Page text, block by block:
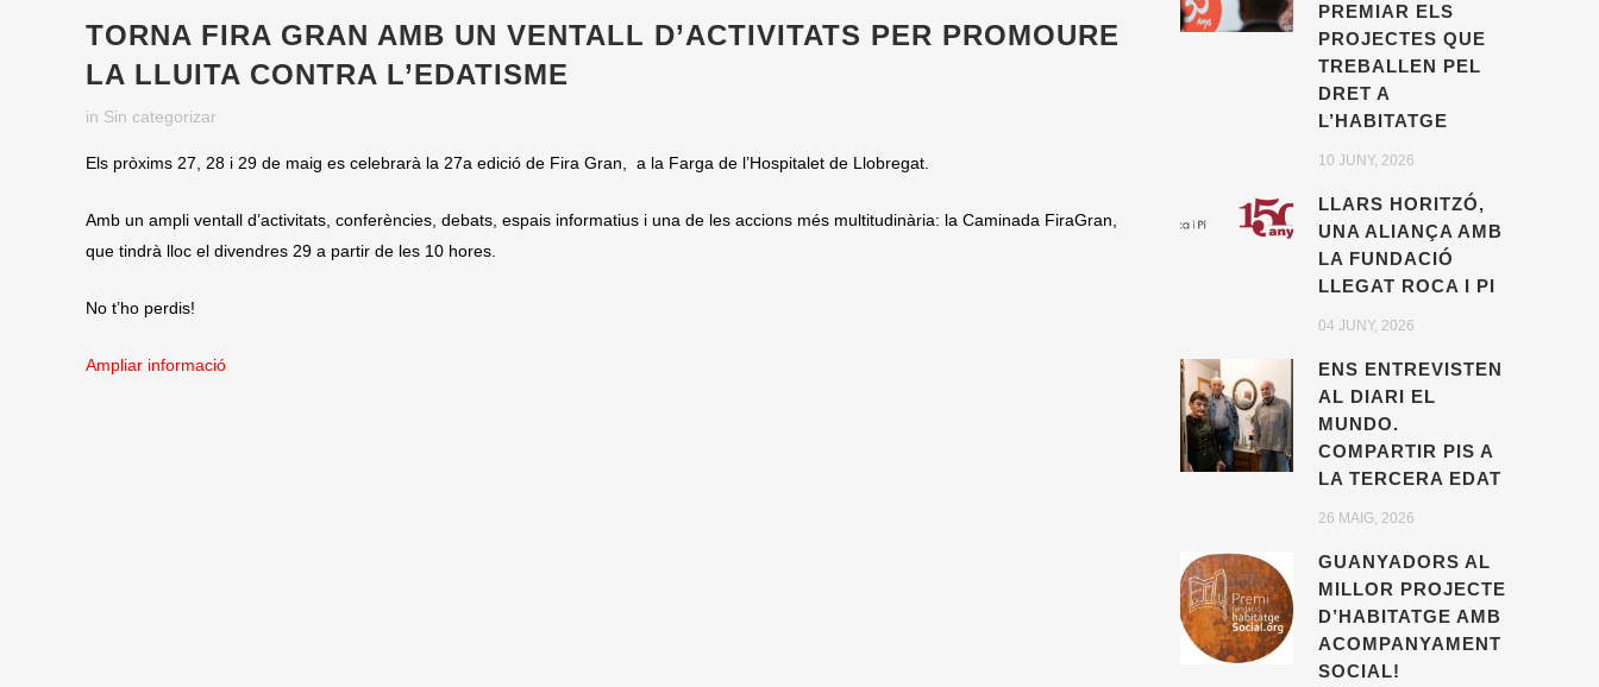
TORNA FIRA GRAN AMB UN VENTALL D’ACTIVITATS PER PROMOURE
LA LLUITA CONTRA L’EDATISME
in Sin categorizar
Els pròxims 27, 28 i 29 de maig es celebrarà la 27a edició de Fira Gran, a la Farga de l’Hospitalet de Llobregat.
Amb un ampli ventall d’activitats, conferències, debats, espais informatius i una de les accions més multitudinària: la Caminada FiraGran,
que tindrà lloc el divendres 29 a partir de les 10 hores.
No t’ho perdis!
Ampliar informació
PREMIAR ELS
PROJECTES QUE
TREBALLEN PEL
DRET A
L’HABITATGE
10 JUNY, 2026
LLARS HORITZÓ,
UNA ALIANÇA AMB
LA FUNDACIÓ
LLEGAT ROCA I PI
04 JUNY, 2026
ENS ENTREVISTEN
AL DIARI EL
MUNDO.
COMPARTIR PIS A
LA TERCERA EDAT
26 MAIG, 2026
GUANYADORS AL
MILLOR PROJECTE
D’HABITATGE AMB
ACOMPANYAMENT
SOCIAL!